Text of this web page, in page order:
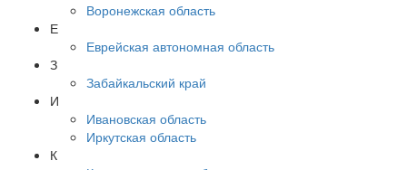
Воронежская область
Е
Еврейская автономная область
З
Забайкальский край
И
Ивановская область
Иркутская область
К